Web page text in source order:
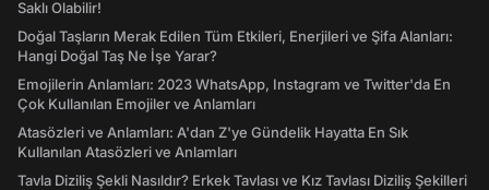
Saklı Olabilir!
Doğal Taşların Merak Edilen Tüm Etkileri, Enerjileri ve Şifa Alanları:
Hangi Doğal Taş Ne İşe Yarar?
Emojilerin Anlamları: 2023 WhatsApp, Instagram ve Twitter'da En
Çok Kullanılan Emojiler ve Anlamları
Atasözleri ve Anlamları: A'dan Z'ye Gündelik Hayatta En Sık
Kullanılan Atasözleri ve Anlamları
Tavla Diziliş Şekli Nasıldır? Erkek Tavlası ve Kız Tavlası Diziliş Şekilleri